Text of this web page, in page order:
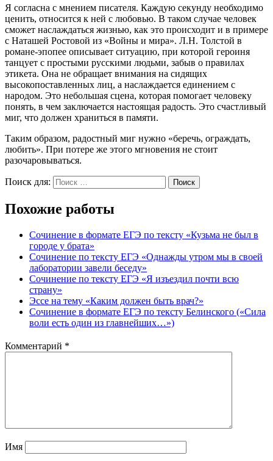
Я согласна с мнением писателя. Каждую секунду необходимо
ценить, относится к ней с любовью. В таком случае человек
сможет наслаждаться жизнью, как это происходит и в примере
с Наташей Ростовой из «Войны и мира». Л.Н. Толстой в
романе-эпопее описывает ситуацию, при которой героиня
танцует с простыми русскими людьми, забыв о правилах
этикета. Она не обращает внимания на сидящих
высокопоставленных лиц, а наслаждается единением с
народом. Это небольшая сцена, которая помогает человеку
понять, в чем заключается настоящая радость. Это счастливый
миг, что должен храниться в памяти.
Таким образом, радостный миг нужно «беречь, ограждать,
любить». При потере же этого мгновения не стоит
разочаровываться.
Поиск для: Поиск
Похожие работы
Сочинение в формате ЕГЭ по тексту «Кузьма не был в
городе у брата»
Сочинение по тексту ЕГЭ «Однажды утром мы в своей
лаборатории завели беседу»
Сочинение по тексту ЕГЭ «Я изъездил почти всю
страну»
Эссе на тему «Каким должен быть врач?»
Сочинение в формате ЕГЭ по тексту Белинского («Сила
воли есть один из главнейших…»)
Комментарий *
Имя